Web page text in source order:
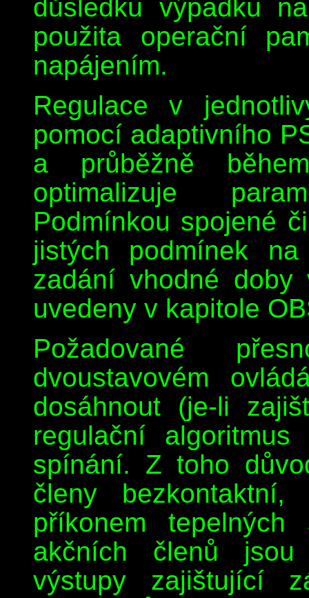
důsledku výpadku
použita operační
napájením.
Regulace v
pomocí adaptivního
a průběžně
optimalizuje
Podmínkou spojené
jistých podmínek
zadání vhodné doby
uvedeny v kapitole
Požadované
dvoustavovém
dosáhnout (je-li
regulační
spínání. Z toho
členy
příkonem
akčních členů jsou
výstupy zajištující